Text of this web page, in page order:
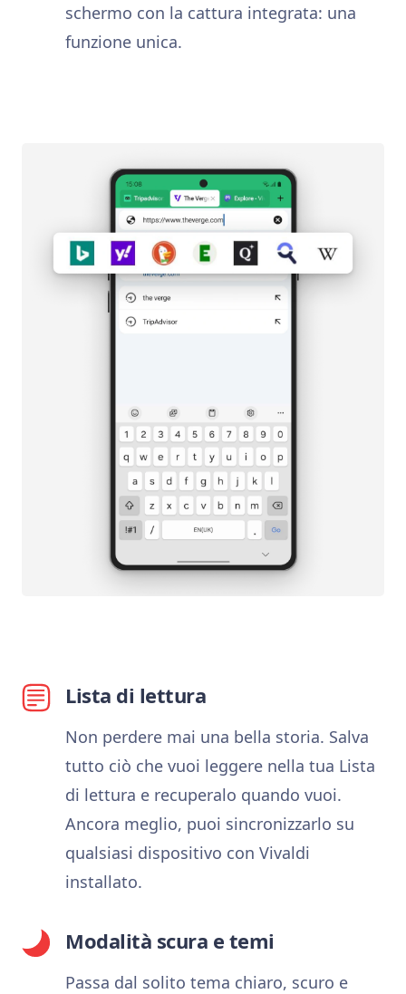
schermo con la cattura integrata: una
funzione unica.
Lista di lettura
Non perdere mai una bella storia. Salva
tutto ciò che vuoi leggere nella tua Lista
di lettura e recuperalo quando vuoi.
Ancora meglio, puoi sincronizzarlo su
qualsiasi dispositivo con Vivaldi
installato.
Modalità scura e temi
Passa dal solito tema chiaro, scuro e